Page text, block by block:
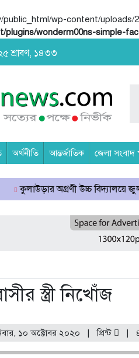
wp-content/uploads/
plugins/wonderm00ns-simple-
শ্রাবণ, ১৪৩৩
অর্থনীতি আন্তর্জাতিক জেলা সংবাদ
উচ্চ বিদ্যালয়ে জুলাই
স্ত্রী নিখোঁজ
১০ অক্টোবর ২০২০ |প্রিন্ট |